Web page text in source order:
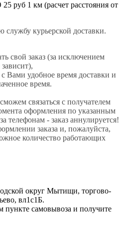
руб 1 км (расчет расстояния от
курьерской доставки.
свой заказ (за исключением
Вами удобное время доставки и
время.
связаться с получателем
оформления по указанным
телефонам - заказ аннулируется!
заказа и, пожалуйста,
количество работающих
округ Мытищи, торгово-
вл1с1Б.
пункте самовывоза и получите